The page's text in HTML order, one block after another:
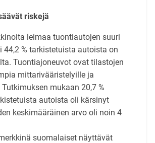
riskejä
leimaa tuontiautojen suuri
44,2 % tarkistetuista autoista on
Tuontiajoneuvot ovat tilastojen
mittarivääristelyille ja
mukaan 20,7 %
autoista oli kärsinyt
keskimääräinen arvo oli noin 4
suomalaiset näyttävät